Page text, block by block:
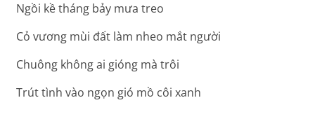
Ngồi kề tháng bảy mưa treo
Cỏ vương mùi đất làm nheo mắt người
Chuông không ai gióng mà trôi
Trút tình vào ngọn gió mồ côi xanh